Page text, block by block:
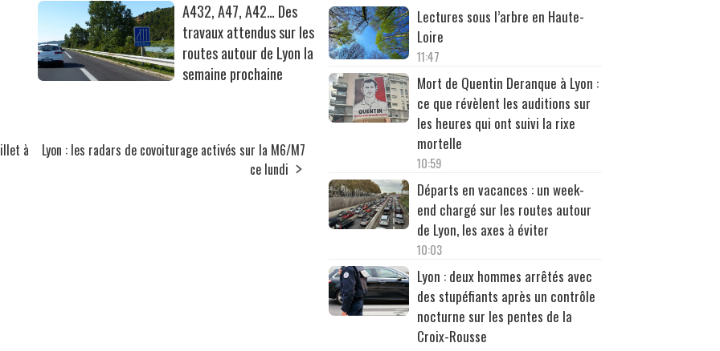
A432, A47, A42… Des
travaux attendus sur les
routes autour de Lyon la
semaine prochaine
à
Lyon : les radars de covoiturage activés sur la M6/M7
ce lundi
Lectures sous l’arbre en Haute-
Loire
11:47
Mort de Quentin Deranque à Lyon :
ce que révèlent les auditions sur
les heures qui ont suivi la rixe
mortelle
10:59
Départs en vacances : un week-
end chargé sur les routes autour
de Lyon, les axes à éviter
10:03
Lyon : deux hommes arrêtés avec
des stupéfiants après un contrôle
nocturne sur les pentes de la
Croix-Rousse